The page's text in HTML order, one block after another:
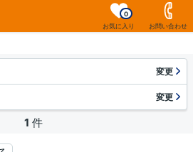
お気に入り
0
お問い合わせ
変更
変更
1 件